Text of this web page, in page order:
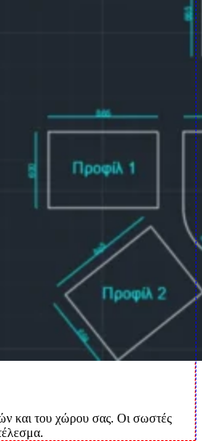
και του χώρου σας. Οι σωστές